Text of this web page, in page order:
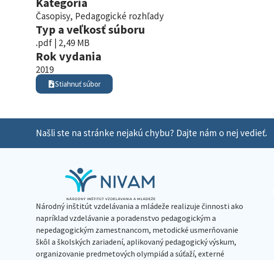
Časopisy, Pedagogické rozhľady
Typ a veľkosť súboru
.pdf | 2,49 MB
Rok vydania
2019
Stiahnuť súbor
Našli ste na stránke nejakú chybu? Dajte nám o nej vedieť.
Národný inštitút vzdelávania a mládeže realizuje činnosti ako
napríklad vzdelávanie a poradenstvo pedagogickým a
nepedagogickým zamestnancom, metodické usmerňovanie
škôl a školských zariadení, aplikovaný pedagogický výskum,
organizovanie predmetových olympiád a súťaží, externé